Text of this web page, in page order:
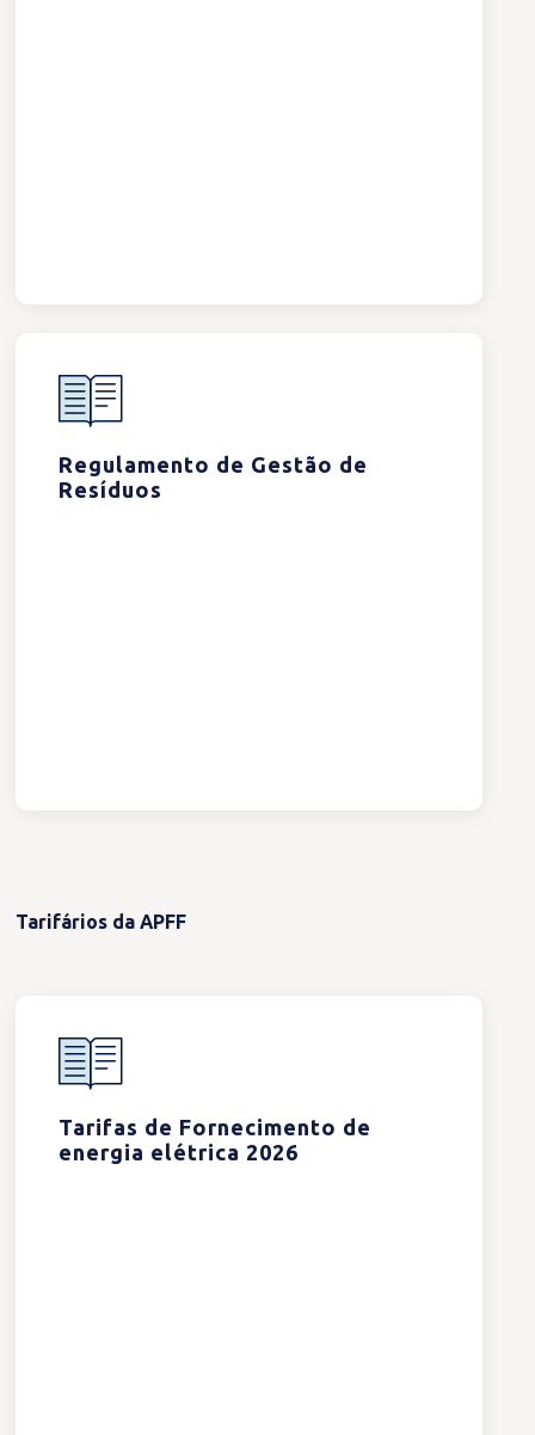
Regulamento de Gestão de
Resíduos
Tarifários da APFF
Tarifas de Fornecimento de
energia elétrica 2026